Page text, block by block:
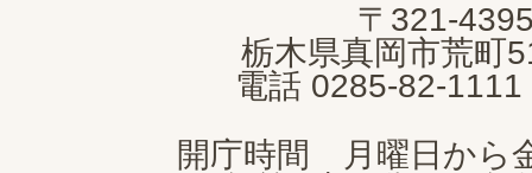
CITY
〒321-
栃木県真岡市荒町
電話 0285-82-1111
開庁時間 月曜日から